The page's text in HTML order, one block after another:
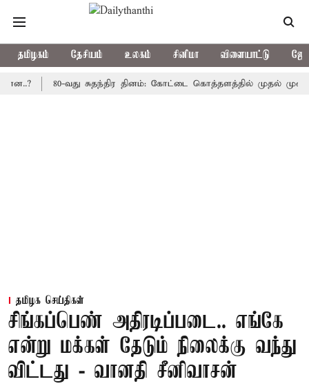
தமிழகம் தேசியம் உலகம் சினிமா விளையாட்டு
80-வது சுதந்திர தினம்: கோட்டை கொத்தளத்தில் முதல் முறையாக
தமிழக செய்திகள்
சிங்கப்பெண் அதிரடிப்படை.. எங்கே
என்று மக்கள் தேடும் நிலைக்கு வந்து
விட்டது - வானதி சீனிவாசன்